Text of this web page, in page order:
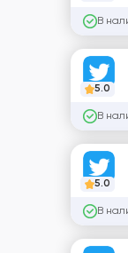
В
5.0
В
5.0
В